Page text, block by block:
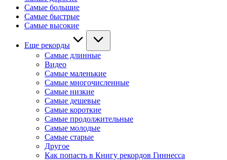
Самые большие
Самые быстрые
Самые высокие
Еще рекорды
Самые длинные
Видео
Самые маленькие
Самые многочисленные
Самые низкие
Самые дешевые
Самые короткие
Самые продолжительные
Самые молодые
Самые старые
Другое
Как попасть в Книгу рекордов Гиннесса